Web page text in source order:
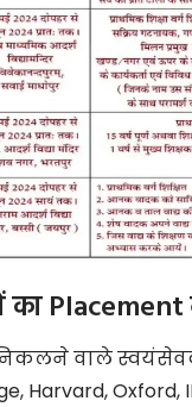
Placement
वाले
Harvard, Oxford,